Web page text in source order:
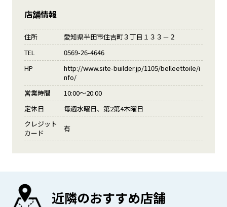
店舗情報
住所
愛知県半田市住吉町３丁目１３３－２
TEL
0569-26-4646
HP
http://www.site-builder.jp/1105/belleettoile/i
nfo/
営業時間
10:00～20:00
定休日
毎週水曜日、第2第4木曜日
クレジット
カード
有
近隣のおすすめ店舗